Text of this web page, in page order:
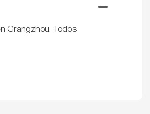
Grangzhou. Todos